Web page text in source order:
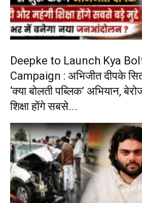
Deepke to Launch Kya
Campaign : अभिजीत दीपके
‘क्या बोलती पब्लिक’ अभियान,
शिक्षा होंगे सबसे...